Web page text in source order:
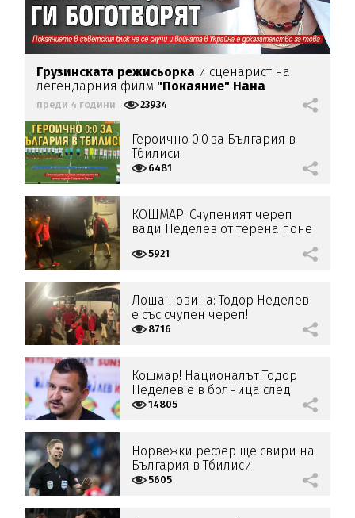
Грузинската режисьорка и сценарист на
легендарния филм "Покаяние" Нана
Джанелидзе пред Lupa.bg:
Сталин и Хитлер
са живи, докато има хора, които ги
боготворят
преди 4 години 23934
Героично 0:0 за България в
Тбилиси
6481
КОШМАР: Счупеният череп
вади Неделев от терена поне
5921
Лоша новина: Тодор Неделев
е със счупен череп!
8716
Кошмар! Националът Тодор
Неделев е в болница след
катастрофа! (СНИМКИ)
14805
Норвежки рефер ще свири на
България в Тбилиси
5605